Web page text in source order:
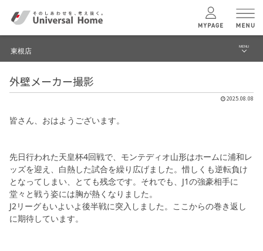
ユニバーサルホームの特長
コンセプトプラン
テクノロジー
建築実例
東根店 MENU
ブログ
モデルハウス見学予約
東根店 TOPへ
外壁メーカー撮影
2025.08.08
皆さん、おはようございます。
先日行われた天皇杯4回戦で、モンテディオ山形はホームに浦和レ
ッズを迎え、白熱した試合を繰り広げました。惜しくも逆転負け
となってしまい、とても残念です。それでも、J1の強豪相手に
堂々と戦う姿には胸が熱くなりました。
J2リーグもいよいよ後半戦に突入しました。ここからの巻き返し
に期待しています。